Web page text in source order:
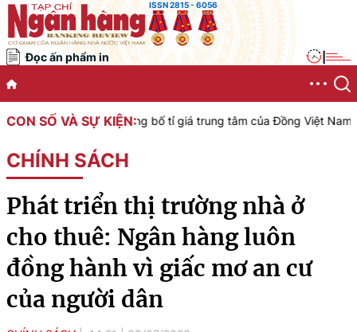
ISSN 2815 - 6056
Đọc ấn phẩm in
CON SỐ VÀ SỰ KIỆN:
công bố tỉ giá trung tâm của Đồng Việt Nam với Đô la Mỹ,
CHÍNH SÁCH
Phát triển thị trường nhà ở
cho thuê: Ngân hàng luôn
đồng hành vì giấc mơ an cư
của người dân